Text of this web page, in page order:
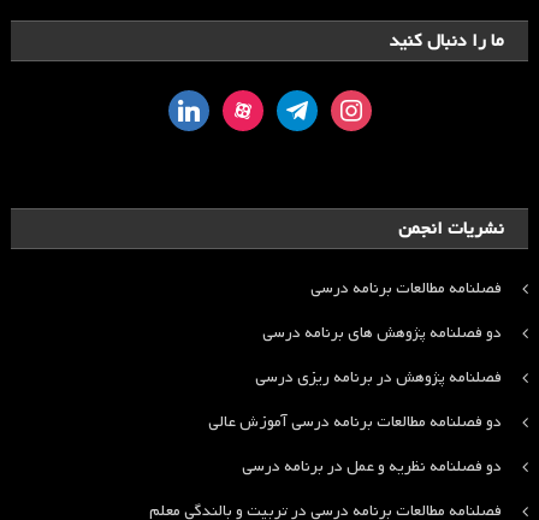
ما را دنبال کنید
instagram
telegram
aparat
linkedin
نشریات انجمن
فصلنامه مطالعات برنامه درسی
دو فصلنامه پژوهش های برنامه درسی
فصلنامه پژوهش در برنامه ریزی درسی
دو فصلنامه مطالعات برنامه درسی آموزش عالی
دو فصلنامه نظریه و عمل در برنامه درسی
فصلنامه مطالعات برنامه درسی در تربیت و بالندگی معلم